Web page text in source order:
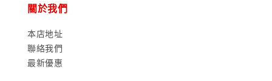
關於我們
本店地址
聯絡我們
最新優惠